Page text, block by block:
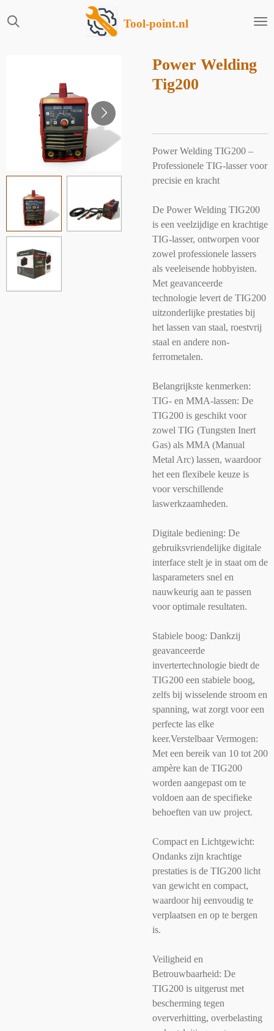
direct
Tool-point.nl
Power Welding
Tig200
Power Welding TIG200 –
Professionele TIG-lasser voor
precisie en kracht
De Power Welding TIG200
is een veelzijdige en krachtige
TIG-lasser, ontworpen voor
zowel professionele lassers
als veeleisende hobbyisten.
Met geavanceerde
technologie levert de TIG200
uitzonderlijke prestaties bij
het lassen van staal, roestvrij
staal en andere non-
ferrometalen.
Belangrijkste kenmerken:
TIG- en MMA-lassen: De
TIG200 is geschikt voor
zowel TIG (Tungsten Inert
Gas) als MMA (Manual
Metal Arc) lassen, waardoor
het een flexibele keuze is
voor verschillende
laswerkzaamheden.
Digitale bediening: De
gebruiksvriendelijke digitale
interface stelt je in staat om de
lasparameters snel en
nauwkeurig aan te passen
voor optimale resultaten.
Stabiele boog: Dankzij
geavanceerde
invertertechnologie biedt de
TIG200 een stabiele boog,
zelfs bij wisselende stroom en
spanning, wat zorgt voor een
perfecte las elke
keer.Verstelbaar Vermogen:
Met een bereik van 10 tot 200
ampère kan de TIG200
worden aangepast om te
voldoen aan de specifieke
behoeften van uw project.
Compact en Lichtgewicht:
Ondanks zijn krachtige
prestaties is de TIG200 licht
van gewicht en compact,
waardoor hij eenvoudig te
verplaatsen en op te bergen
is.
Veiligheid en
Betrouwbaarheid: De
TIG200 is uitgerust met
bescherming tegen
oververhitting, overbelasting